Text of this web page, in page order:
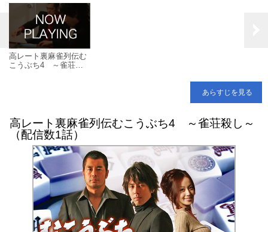
高レート裏麻雀列伝む
こうぶち4 ～雀荘殺
あらすじを見る
高レート裏麻雀列伝むこうぶち4 ～雀荘殺し～
（配信数1話）